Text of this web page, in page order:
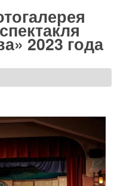
2023 года